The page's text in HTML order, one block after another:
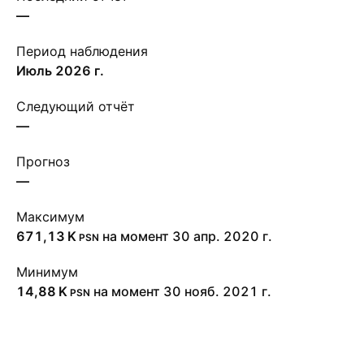
—
Период наблюдения
июль 2026 г.
Следующий отчёт
—
Прогноз
—
Максимум
‪671,13 K‬ PSN на момент 30 апр. 2020 г.
Минимум
‪14,88 K‬ PSN на момент 30 нояб. 2021 г.